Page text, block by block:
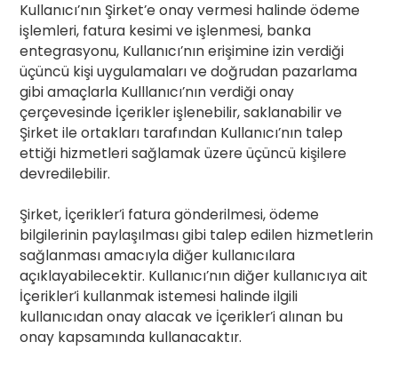
Kullanıcı’nın Şirket’e onay vermesi halinde ödeme
işlemleri, fatura kesimi ve işlenmesi, banka
entegrasyonu, Kullanıcı’nın erişimine izin verdiği
üçüncü kişi uygulamaları ve doğrudan pazarlama
gibi amaçlarla Kulllanıcı’nın verdiği onay
çerçevesinde İçerikler işlenebilir, saklanabilir ve
Şirket ile ortakları tarafından Kullanıcı’nın talep
ettiği hizmetleri sağlamak üzere üçüncü kişilere
devredilebilir.
Şirket, İçerikler’i fatura gönderilmesi, ödeme
bilgilerinin paylaşılması gibi talep edilen hizmetlerin
sağlanması amacıyla diğer kullanıcılara
açıklayabilecektir. Kullanıcı’nın diğer kullanıcıya ait
İçerikler’i kullanmak istemesi halinde ilgili
kullanıcıdan onay alacak ve İçerikler’i alınan bu
onay kapsamında kullanacaktır.